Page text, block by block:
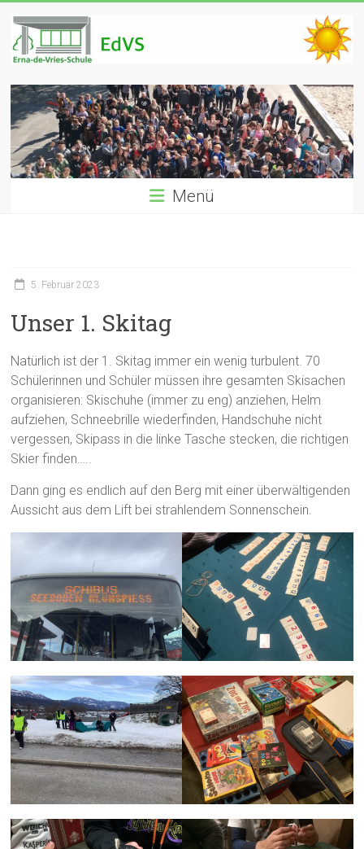
Inhalt
springen
EdVS
Erna-
de-
Vries
Realschule
Menü
5. Februar 2023
Unser 1. Skitag
Natürlich ist der 1. Skitag immer ein wenig turbulent. 70
Schülerinnen und Schüler müssen ihre gesamten Skisachen
organisieren: Skischuhe (immer zu eng) anziehen, Helm
aufziehen, Schneebrille wiederfinden, Handschuhe nicht
vergessen, Skipass in die linke Tasche stecken, die richtigen
Skier finden…..
Dann ging es endlich auf den Berg mit einer überwältigenden
Aussicht aus dem Lift bei strahlendem Sonnenschein.